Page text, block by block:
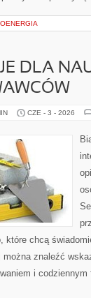
DLA
CZE - 3 - 2026
które chcą
można znaleźć
i